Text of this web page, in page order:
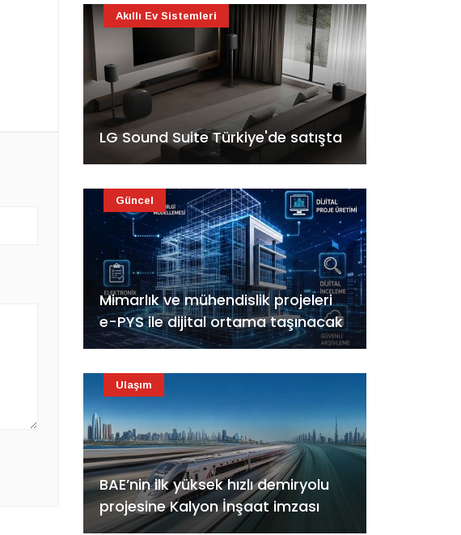
LG Sound Suite Türkiye'de satışta
Akıllı Ev Sistemleri
Mimarlık ve mühendislik projeleri
e-PYS ile dijital ortama taşınacak
Güncel
BAE’nin ilk yüksek hızlı demiryolu
projesine Kalyon İnşaat imzası
Ulaşım